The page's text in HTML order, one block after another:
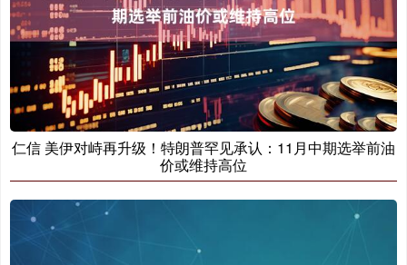
仁信 美伊对峙再升级！特朗普罕见承认：11月中期选举前油
价或维持高位